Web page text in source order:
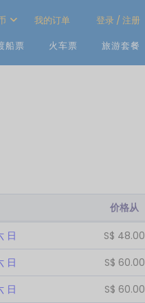
我的订单
登录 / 注册
船票 火车票 旅游套餐
价格从
日 S$ 48.00
日 S$ 60.00
日 S$ 60.00